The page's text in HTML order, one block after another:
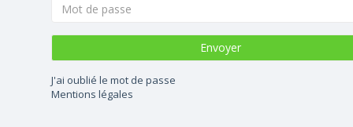
Envoyer
J'ai oublié le mot de passe
Mentions légales